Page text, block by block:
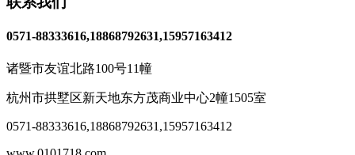
0571-88333616,18868792631,15957163412
诸暨市友谊北路100号11幢
杭州市拱墅区新天地东方茂商业中心2幢1505室
0571-88333616,18868792631,15957163412